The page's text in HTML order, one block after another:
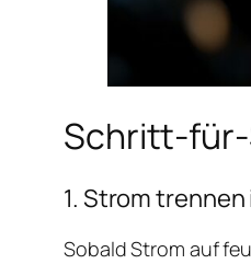
Schritt-
1. Strom
Sobald Strom auf